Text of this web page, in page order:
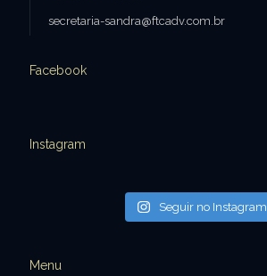
secretaria-sandra@ftcadv.com.br
Facebook
Instagram
Seguir no Instagram
Menu